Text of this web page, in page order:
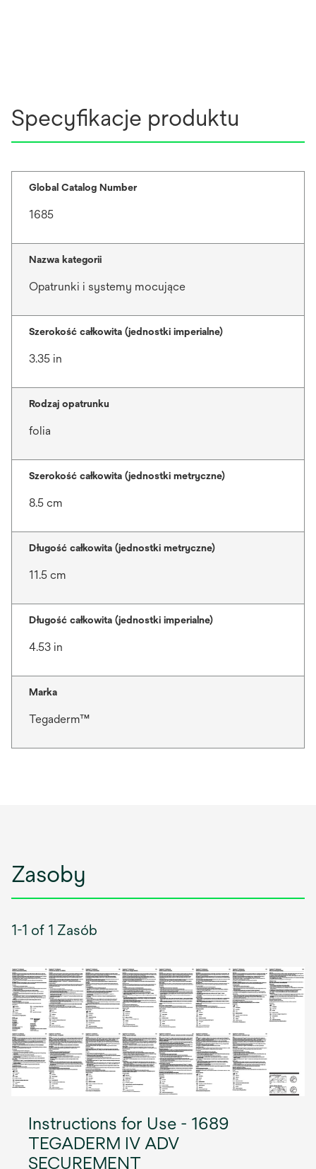
Specyfikacje produktu
Global Catalog Number
1685
Nazwa kategorii
Opatrunki i systemy mocujące
Szerokość całkowita (jednostki imperialne)
3.35 in
Rodzaj opatrunku
folia
Szerokość całkowita (jednostki metryczne)
8.5 cm
Długość całkowita (jednostki metryczne)
11.5 cm
Długość całkowita (jednostki imperialne)
4.53 in
Marka
Tegaderm™
Zasoby
1-1 of 1 Zasób
Instructions for Use - 1689
TEGADERM IV ADV
SECUREMENT